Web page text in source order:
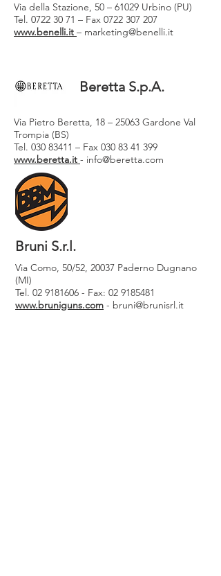
Via della Stazione, 50 – 61029 Urbino (PU)
Tel. 0722 30 71 – Fax 0722 307 207
www.benelli.it – marketing@benelli.it
Beretta S.p.A.
Via Pietro Beretta, 18 – 25063 Gardone Val
Trompia (BS)
Tel. 030 83411 – Fax 030 83 41 399
www.beretta.it - info@beretta.com
Bruni S.r.l.
Via Como, 50/52, 20037 Paderno Dugnano
(MI)
Tel. 02 9181606 - Fax: 02 9185481
www.bruniguns.com - bruni@brunisrl.it